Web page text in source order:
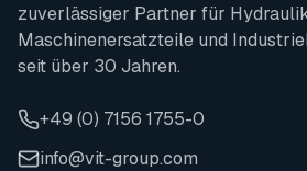
zuverlässiger Partner für
Maschinenersatzteile und
seit über 30 Jahren.
+49 (0) 7156 1755-0
info@vit-group.com